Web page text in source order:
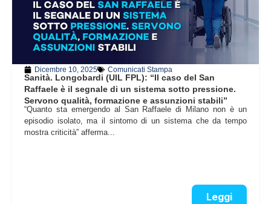
Dicembre 10, 2025 Comunicati Stampa
Sanità. Longobardi (UIL FPL): “Il caso del San
Raffaele è il segnale di un sistema sotto pressione.
Servono qualità, formazione e assunzioni stabili”
“Quanto sta emergendo al San Raffaele di Milano non è un
episodio isolato, ma il sintomo di un sistema che da tempo
mostra criticità” afferma...
Leggi